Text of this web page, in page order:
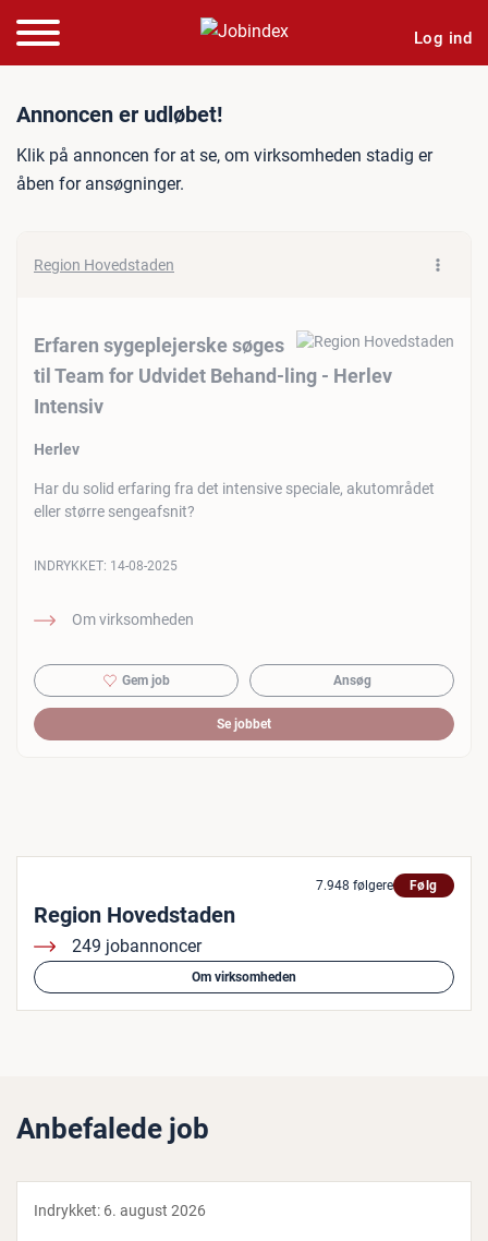
Log ind
Jobannonce: Erfaren
Annoncen er udløbet!
Klik på annoncen for at se, om virksomheden stadig er
åben for ansøgninger.
Region Hovedstaden
Erfaren sygeplejerske søges
til Team for Udvidet Behand-ling - Herlev
Intensiv
Herlev
Har du solid erfaring fra det intensive speciale, akutområdet
eller større sengeafsnit?
Om virksomheden
INDRYKKET: 14-08-2025
Gem job Ansøg
Se jobbet
7.948 følgere Følg
Region Hovedstaden
249 jobannoncer
Om virksomheden
Anbefalede job
Indrykket: 6. august 2026